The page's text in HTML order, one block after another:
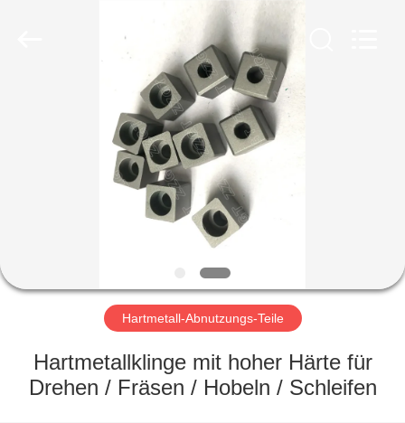
PRODUKTE
FABRIK-
AUSFLUG
QUALITÄTSKONTROLLE
Hartmetall-Abnutzungs-Teile
Hartmetallklinge mit hoher Härte für
Drehen / Fräsen / Hobeln / Schleifen